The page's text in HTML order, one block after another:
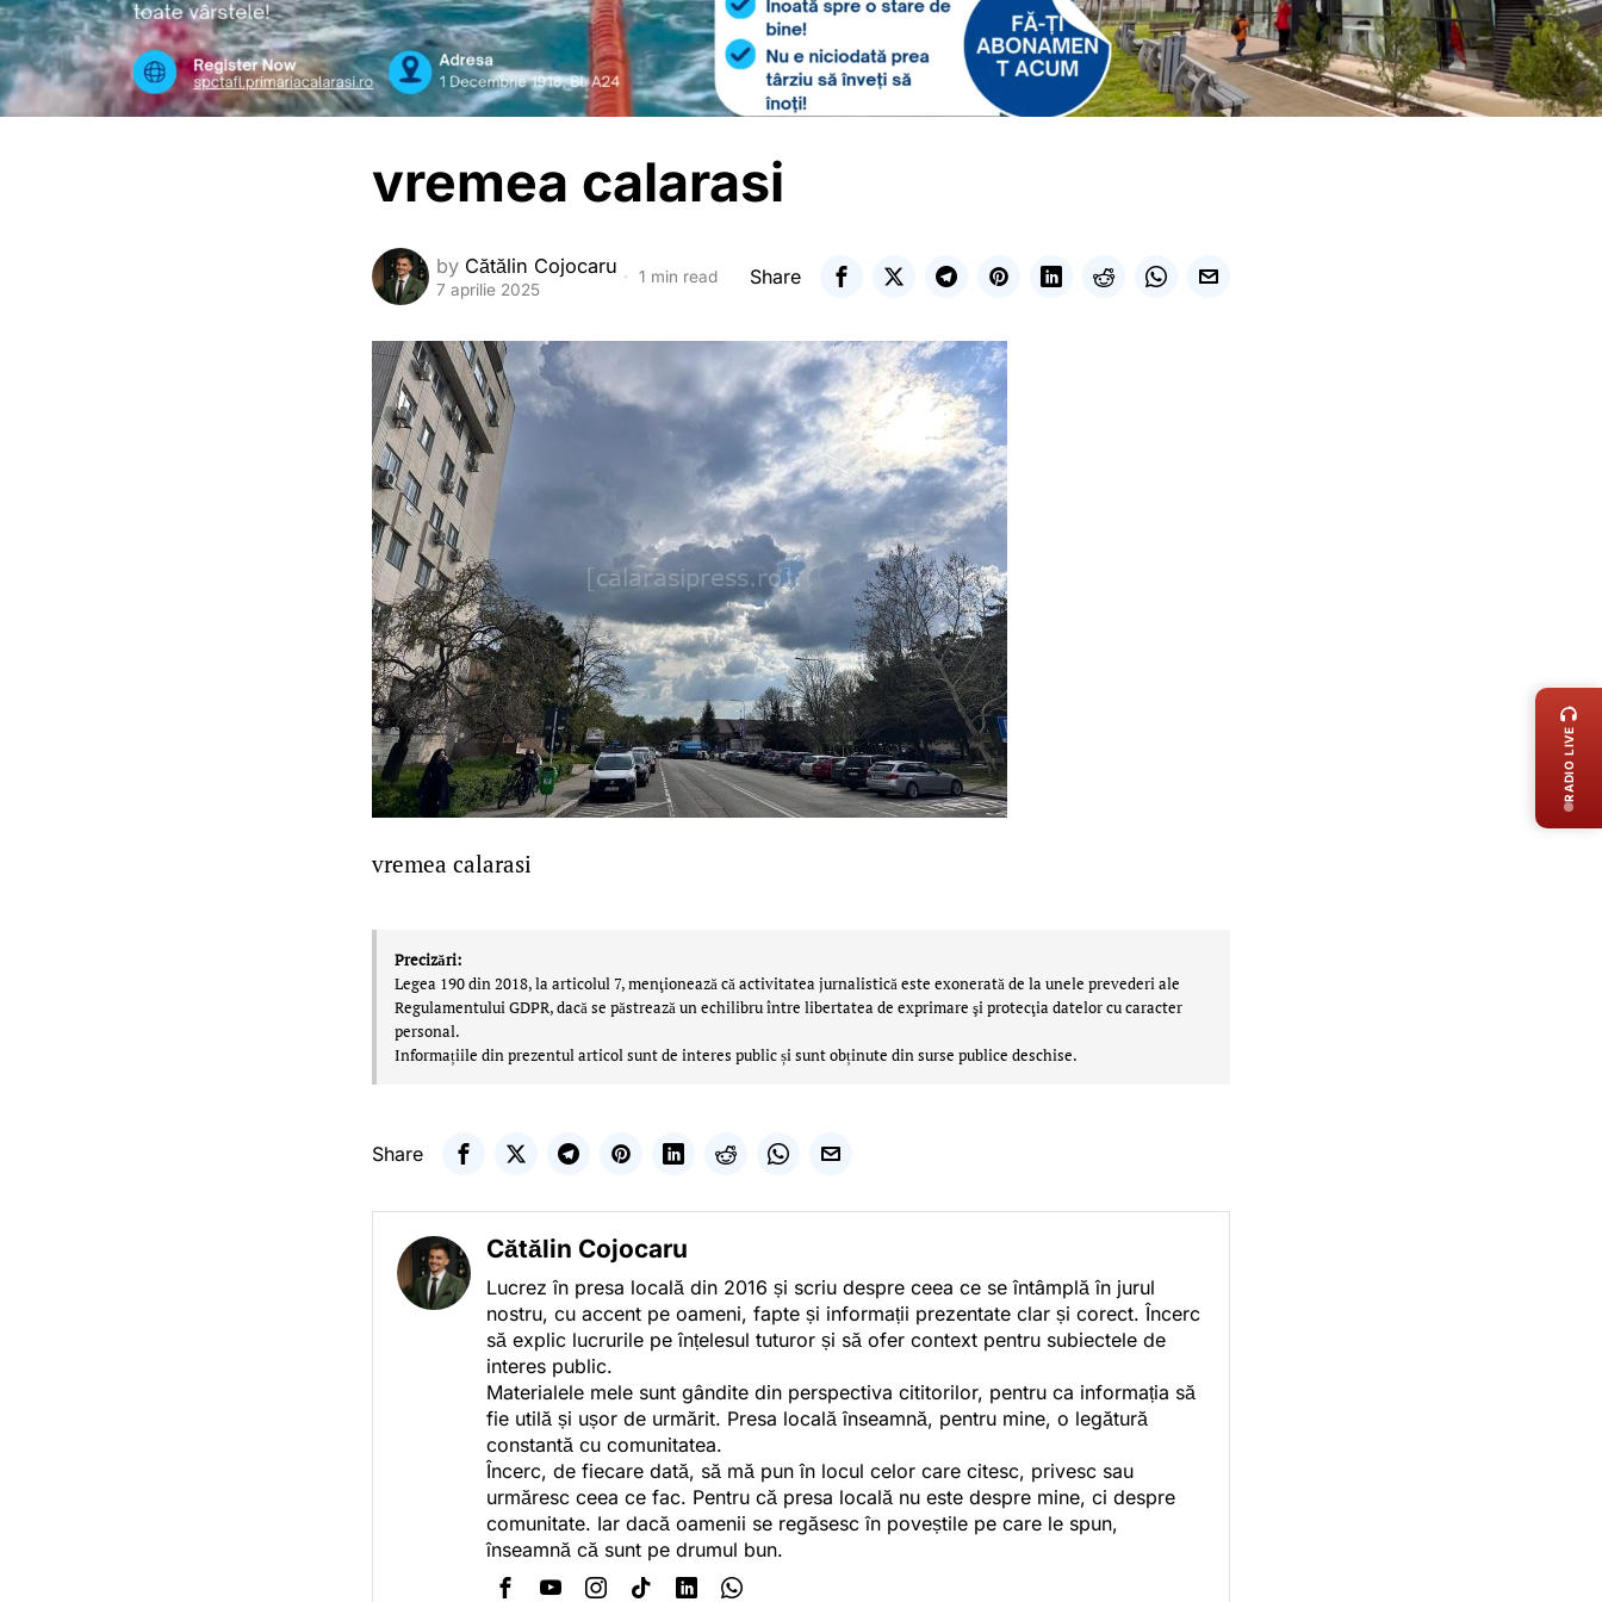
vremea calarasi
by Cătălin Cojocaru
7 aprilie 2025
1 min read Share
vremea calarasi
Precizări:
Legea 190 din 2018, la articolul 7, menţionează că activitatea jurnalistică este exonerată de la unele prevederi ale
Regulamentului GDPR, dacă se păstrează un echilibru între libertatea de exprimare şi protecţia datelor cu caracter
personal.
Informațiile din prezentul articol sunt de interes public și sunt obținute din surse publice deschise.
Share
Cătălin Cojocaru
Lucrez în presa locală din 2016 și scriu despre ceea ce se întâmplă în jurul
nostru, cu accent pe oameni, fapte și informații prezentate clar și corect. Încerc
să explic lucrurile pe înțelesul tuturor și să ofer context pentru subiectele de
interes public.
Materialele mele sunt gândite din perspectiva cititorilor, pentru ca informația să
fie utilă și ușor de urmărit. Presa locală înseamnă, pentru mine, o legătură
constantă cu comunitatea.
Încerc, de fiecare dată, să mă pun în locul celor care citesc, privesc sau
urmăresc ceea ce fac. Pentru că presa locală nu este despre mine, ci despre
comunitate. Iar dacă oamenii se regăsesc în poveștile pe care le spun,
înseamnă că sunt pe drumul bun.
RADIO LIVE